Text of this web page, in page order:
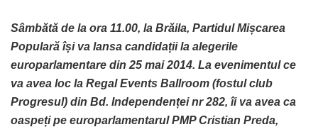
Sâmbătă de la ora 11.00, la Brăila, Partidul Mișcarea
Populară își va lansa candidații la alegerile
europarlamentare din 25 mai 2014. La evenimentul ce
va avea loc la Regal Events Ballroom (fostul club
Progresul) din Bd. Independenței nr 282, îi va avea ca
oaspeți pe europarlamentarul PMP Cristian Preda,